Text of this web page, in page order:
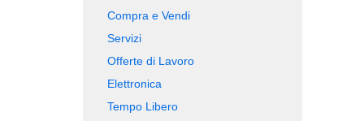
Compra e Vendi
Servizi
Offerte di Lavoro
Elettronica
Tempo Libero